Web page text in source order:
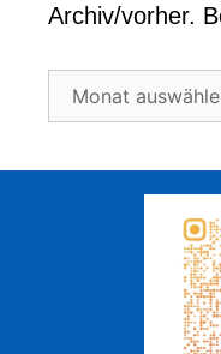
Archiv/vorher.
Beiträge